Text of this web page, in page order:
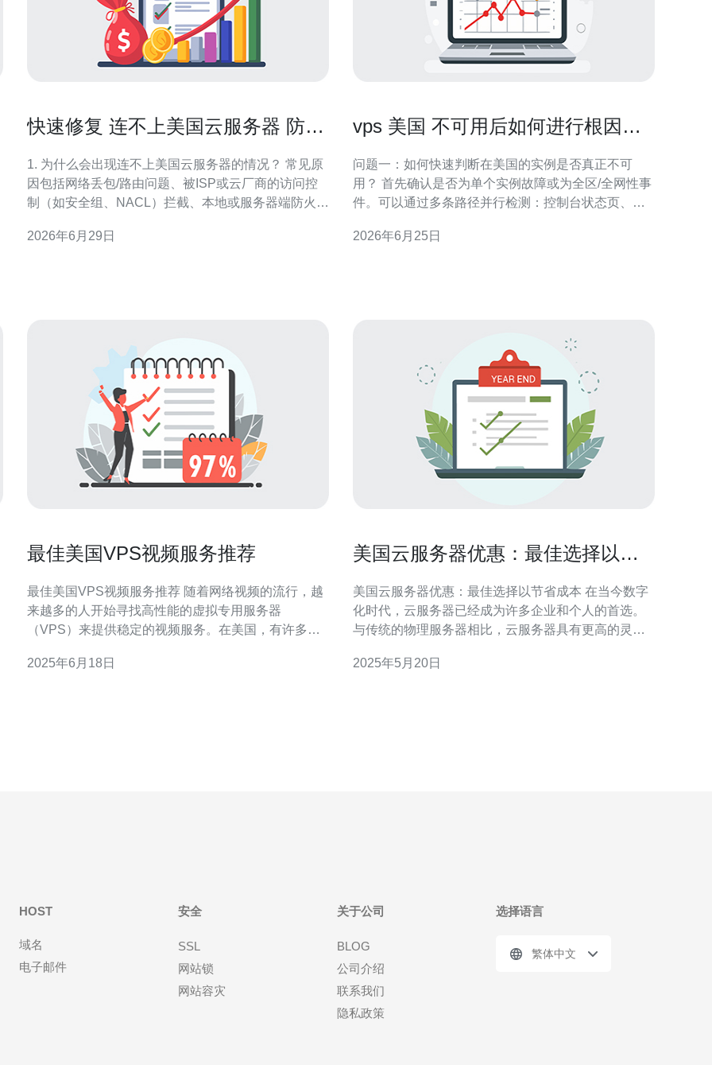
快速修复 连不上美国云服务器 防火
1. 为什么会出现连不上美国云服务器的情况？ 常见原
因包括网络丢包/路由问题、被ISP或云厂商的访问控
制（如安全组、NACL）拦截、本地或服务器端防火墙
还可能存在带宽限制、GFW/出口策略或中间路由器丢
2026年6月29日
vps 美国 不可用后如何进行根因分
问题一：如何快速判断在美国的实例是否真正不可
用？ 首先确认是否为单个实例故障或为全区/全网性事
件。可以通过多条路径并行检测：控制台状态页、云
Pingdom）、本地和海外的多点Ping/Traceroute。若
2026年6月25日
最佳美国VPS视频服务推荐
最佳美国VPS视频服务推荐 随着网络视频的流行，越
来越多的人开始寻找高性能的虚拟专用服务器
（VPS）来提供稳定的视频服务。在美国，有许多提
供应商并不容易。本文将推荐几家在美国提供优质
2025年6月18日
美国云服务器优惠：最佳选择以节
美国云服务器优惠：最佳选择以节省成本 在当今数字
化时代，云服务器已经成为许多企业和个人的首选。
与传统的物理服务器相比，云服务器具有更高的灵活
云服务器优惠可能是一个不错的选择，可以帮助用户
2025年5月20日
HOST
域名
电子邮件
安全
SSL
网站锁
网站容灾
关于公司
BLOG
公司介绍
联系我们
隐私政策
选择语言
繁体中文